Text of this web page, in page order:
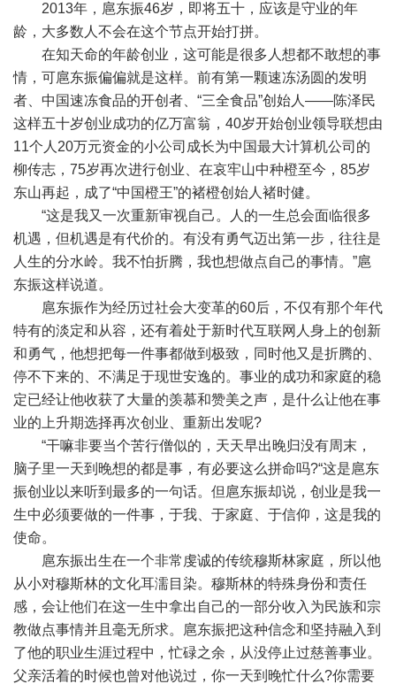
2013年，扈东振46岁，即将五十，应该是守业的年
龄，大多数人不会在这个节点开始打拼。
在知天命的年龄创业，这可能是很多人想都不敢想的事
情，可扈东振偏偏就是这样。前有第一颗速冻汤圆的发明
者、中国速冻食品的开创者、“三全食品”创始人——陈泽民
这样五十岁创业成功的亿万富翁，40岁开始创业领导联想由
11个人20万元资金的小公司成长为中国最大计算机公司的
柳传志，75岁再次进行创业、在哀牢山中种橙至今，85岁
东山再起，成了“中国橙王”的褚橙创始人褚时健。
“这是我又一次重新审视自己。人的一生总会面临很多
机遇，但机遇是有代价的。有没有勇气迈出第一步，往往是
人生的分水岭。我不怕折腾，我也想做点自己的事情。”扈
东振这样说道。
扈东振作为经历过社会大变革的60后，不仅有那个年代
特有的淡定和从容，还有着处于新时代互联网人身上的创新
和勇气，他想把每一件事都做到极致，同时他又是折腾的、
停不下来的、不满足于现世安逸的。事业的成功和家庭的稳
定已经让他收获了大量的羡慕和赞美之声，是什么让他在事
业的上升期选择再次创业、重新出发呢?
“干嘛非要当个苦行僧似的，天天早出晚归没有周末，
脑子里一天到晚想的都是事，有必要这么拼命吗?“这是扈东
振创业以来听到最多的一句话。但扈东振却说，创业是我一
生中必须要做的一件事，于我、于家庭、于信仰，这是我的
使命。
扈东振出生在一个非常虔诚的传统穆斯林家庭，所以他
从小对穆斯林的文化耳濡目染。穆斯林的特殊身份和责任
感，会让他们在这一生中拿出自己的一部分收入为民族和宗
教做点事情并且毫无所求。扈东振把这种信念和坚持融入到
了他的职业生涯过程中，忙碌之余，从没停止过慈善事业。
父亲活着的时候也曾对他说过，你一天到晚忙什么?你需要